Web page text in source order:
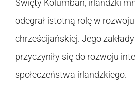
Święty Kolumban, irlandzki
odegrał istotną rolę w
chrześcijańskiej. Jego
przyczyniły się do rozwoju
społeczeństwa irlandzkiego.